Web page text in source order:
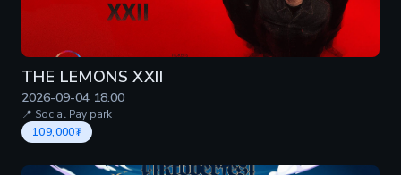
THE LEMONS XXII
2026-09-04 18:00
📍 Social Pay park
109,000₮